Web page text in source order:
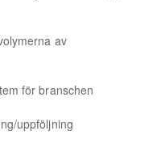
av
för branschen
uppföljning